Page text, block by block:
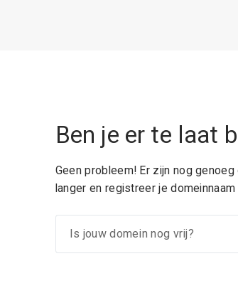
Ben je er te laat
Geen probleem! Er zijn nog
langer en registreer je